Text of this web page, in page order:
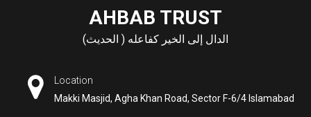
AHBAB TRUST
الدال إلى الخير كفاعله ( الحديث)
Location
Makki Masjid, Agha Khan Road, Sector F-6/4 Islamabad